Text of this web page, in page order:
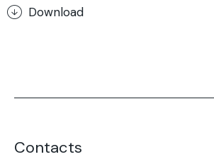
Download
Contacts